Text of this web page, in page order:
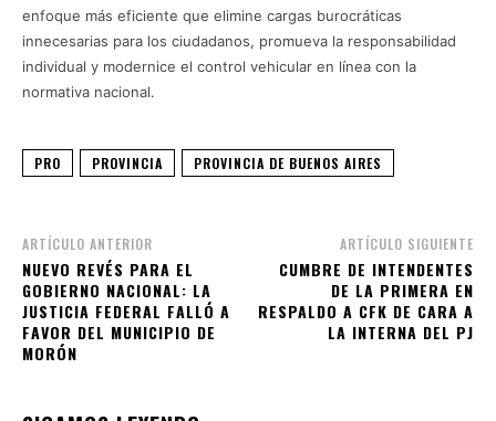
enfoque más eficiente que elimine cargas burocráticas
innecesarias para los ciudadanos, promueva la responsabilidad
individual y modernice el control vehicular en línea con la
normativa nacional.
PRO PROVINCIA PROVINCIA DE BUENOS AIRES
ARTÍCULO ANTERIOR
NUEVO REVÉS PARA EL
GOBIERNO NACIONAL: LA
JUSTICIA FEDERAL FALLÓ A
FAVOR DEL MUNICIPIO DE
MORÓN
ARTÍCULO SIGUIENTE
CUMBRE DE INTENDENTES
DE LA PRIMERA EN
RESPALDO A CFK DE CARA A
LA INTERNA DEL PJ